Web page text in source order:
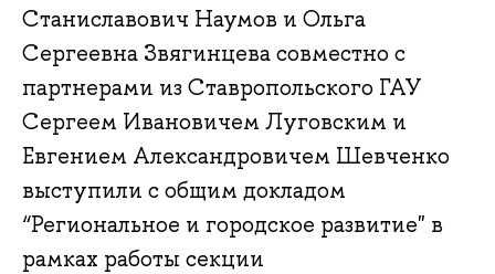
Станиславович Наумов и Ольга
Сергеевна Звягинцева совместно с
партнерами из Ставропольского ГАУ
Сергеем Ивановичем Луговским и
Евгением Александровичем Шевченко
выступили с общим докладом
“Региональное и городское развитие" в
рамках работы секции